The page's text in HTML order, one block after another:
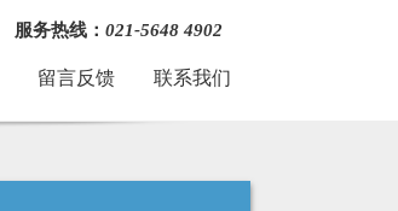
服务热线： 021-5648 4902
留言反馈 联系我们